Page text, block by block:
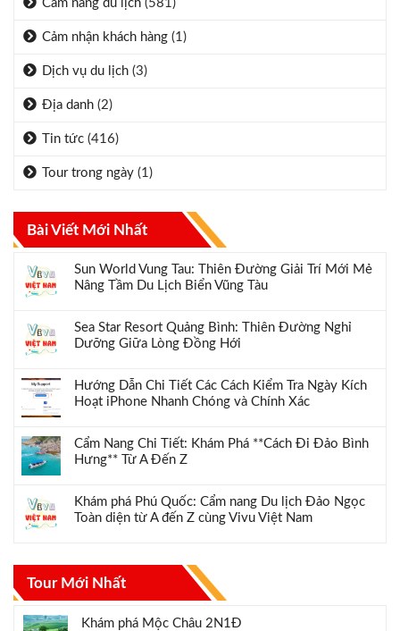
Cẩm nang du lịch (581)
Cảm nhận khách hàng (1)
Dịch vụ du lịch (3)
Địa danh (2)
Tin tức (416)
Tour trong ngày (1)
Bài Viết Mới Nhất
Sun World Vung Tau: Thiên Đường Giải Trí Mới Mẻ
Nâng Tầm Du Lịch Biển Vũng Tàu
Sea Star Resort Quảng Bình: Thiên Đường Nghỉ
Dưỡng Giữa Lòng Đồng Hới
Hướng Dẫn Chi Tiết Các Cách Kiểm Tra Ngày Kích
Hoạt iPhone Nhanh Chóng và Chính Xác
Cẩm Nang Chi Tiết: Khám Phá **Cách Đi Đảo Bình
Hưng** Từ A Đến Z
Khám phá Phú Quốc: Cẩm nang Du lịch Đảo Ngọc
Toàn diện từ A đến Z cùng Vivu Việt Nam
Tour Mới Nhất
Khám phá Mộc Châu 2N1Đ